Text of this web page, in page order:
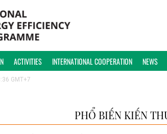
ACTIVITIES INTERNATIONAL COOPERATION NEWS
GMT+7
PHỔ BIẾN KIẾN